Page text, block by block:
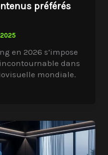
préférés
2025
en 2026 s’impose
dans
mondiale.